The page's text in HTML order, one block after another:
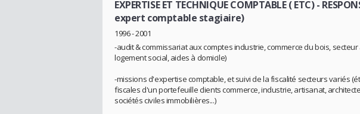
EXPERTISE ET TECHNIQUE COMPTABLE ( ETC)-
expert comptable stagiaire)
1996 - 2001
-audit & commissariat aux comptes industrie, commerce du bois,
logement social, aides à domicile)
-missions d'expertise comptable, et suivi de la fiscalité secteurs variés
fiscales d'un portefeuille clients commerce, industrie, artisanat,
sociétés civiles immobilières...)